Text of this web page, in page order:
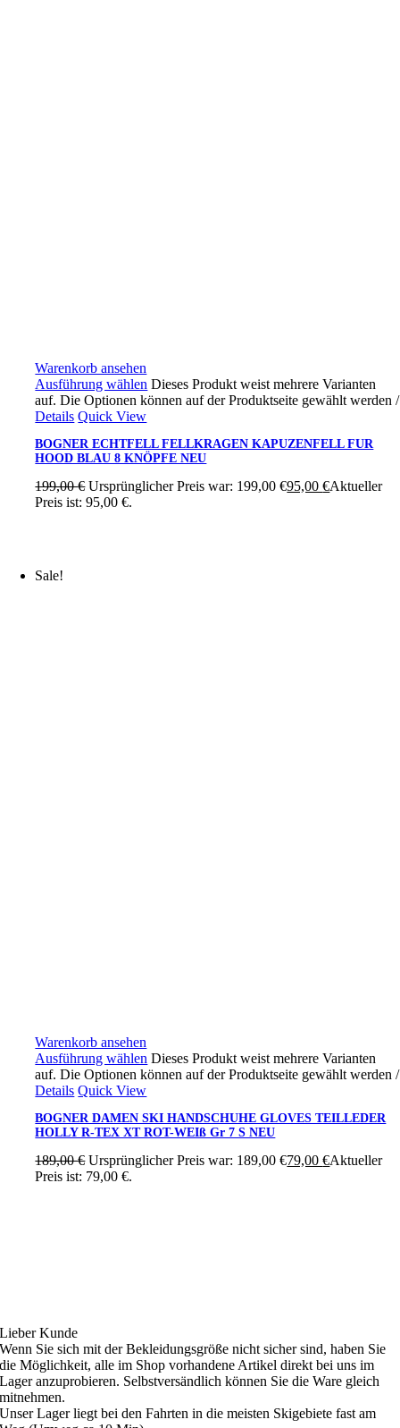
Warenkorb ansehen
Ausführung wählen Dieses Produkt weist mehrere Varianten
auf. Die Optionen können auf der Produktseite gewählt werden/
Details Quick View
BOGNER ECHTFELL FELLKRAGEN KAPUZENFELL FUR
HOOD BLAU 8 KNÖPFE NEU
199,00€ Ursprünglicher Preis war: 199,00 €95,00€Aktueller
Preis ist: 95,00 €.
Sale!
Warenkorb ansehen
Ausführung wählen Dieses Produkt weist mehrere Varianten
auf. Die Optionen können auf der Produktseite gewählt werden/
Details Quick View
BOGNER DAMEN SKI HANDSCHUHE GLOVES TEILLEDER
HOLLY R-TEX XT ROT-WEIß Gr 7 S NEU
189,00€ Ursprünglicher Preis war: 189,00 €79,00€Aktueller
Preis ist: 79,00 €.
Lieber Kunde
Wenn Sie sich mit der Bekleidungsgröße nicht sicher sind, haben Sie
die Möglichkeit, alle im Shop vorhandene Artikel direkt bei uns im
Lager anzuprobieren. Selbstversändlich können Sie die Ware gleich
mitnehmen.
Unser Lager liegt bei den Fahrten in die meisten Skigebiete fast am